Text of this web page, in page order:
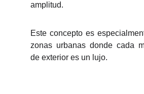
amplitud.
Este concepto es
zonas urbanas donde cada
de exterior es un lujo.